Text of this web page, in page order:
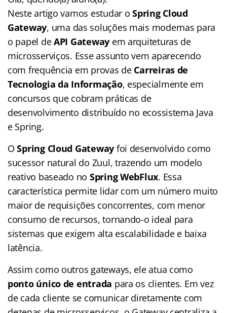
Neste artigo vamos estudar oSpring Cloud
Gateway, uma das soluções mais modernas para
o papel deAPI Gateway em arquiteturas de
microsserviços. Esse assunto vem aparecendo
com frequência em provas de Carreiras de
Tecnologia da Informação, especialmente em
concursos que cobram práticas de
desenvolvimento distribuído no ecossistema Java
e Spring.
OSpring Cloud Gateway foi desenvolvido como
sucessor natural do Zuul, trazendo um modelo
reativo baseado no Spring WebFlux. Essa
característica permite lidar com um número muito
maior de requisições concorrentes, com menor
consumo de recursos, tornando-o ideal para
sistemas que exigem alta escalabilidade e baixa
latência.
Assim como outros gateways, ele atua como
ponto único de entrada para os clientes. Em vez
de cada cliente se comunicar diretamente com